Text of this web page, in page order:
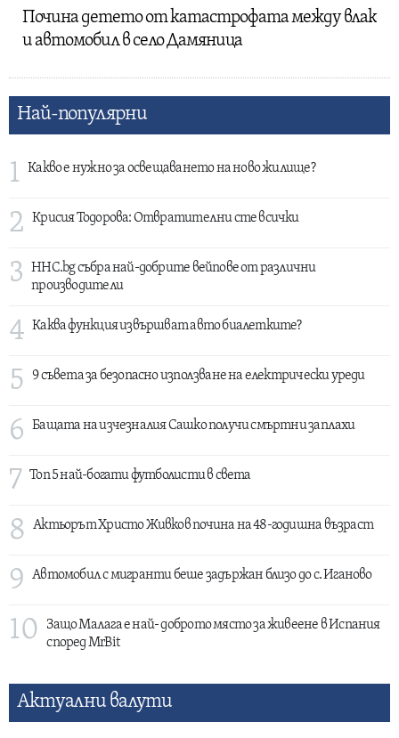
Почина детето от катастрофата между влак
и автомобил в село Дамяница
Най-популярни
1 Какво е нужно за освещаването на ново жилище?
2 Крисия Тодорова: Отвратителни сте всички
3
HHC.bg събра най-добрите вейпове от различни
производители
4 Каква функция извършват авто биалетките?
5 9 съвета за безопасно използване на електрически уреди
6 Бащата на изчезналия Сашко получи смъртни заплахи
7 Топ 5 най-богати футболисти в света
8 Актьорът Христо Живков почина на 48-годишна възраст
9 Автомобил с мигранти беше задържан близо до с. Иганово
10
Защо Малага е най- доброто място за живеене в Испания
според MrBit
Актуални валути